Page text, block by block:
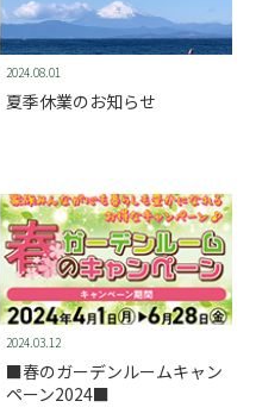
2024.08.01
夏季休業のお知らせ
2024.03.12
■春のガーデンルームキャン
ペーン2024■